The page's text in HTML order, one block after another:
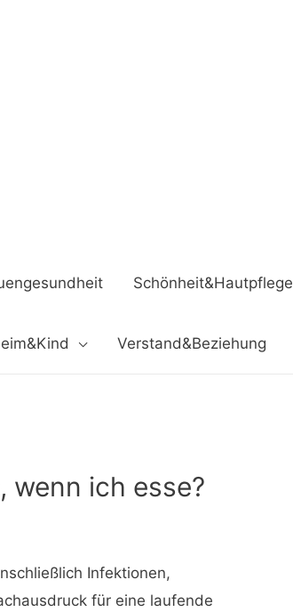
Schönheit&Hautpflege
Verstand&Beziehung
wenn ich esse?
Infektionen,
für eine laufende